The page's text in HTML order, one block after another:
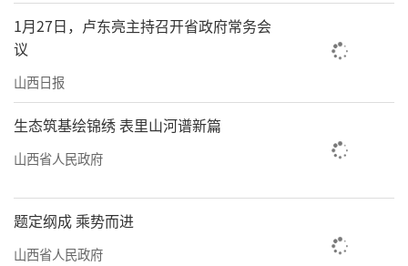
1月27日，卢东亮主持召开省政府常务会
议
山西日报
生态筑基绘锦绣 表里山河谱新篇
山西省人民政府
题定纲成 乘势而进
山西省人民政府